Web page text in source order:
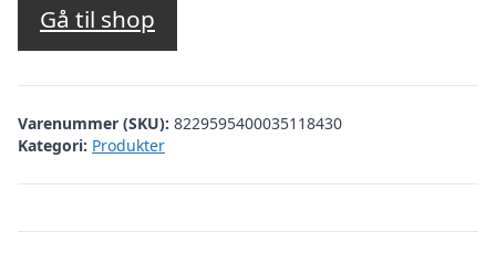
Gå til shop
Varenummer (SKU): 8229595400035118430
Kategori: Produkter